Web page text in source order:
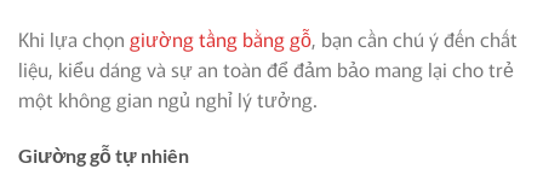
Khi lựa chọn giường tầng bằng gỗ, bạn cần chú ý đến chất
liệu, kiểu dáng và sự an toàn để đảm bảo mang lại cho trẻ
một không gian ngủ nghỉ lý tưởng.
Giường gỗ tự nhiên